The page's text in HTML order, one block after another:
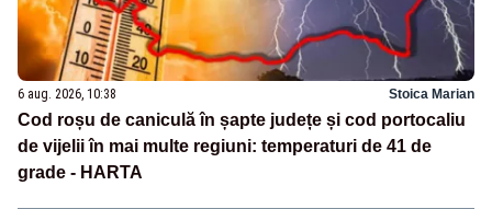
6 aug. 2026, 10:38 Stoica Marian
Cod roșu de caniculă în șapte județe și cod portocaliu
de vijelii în mai multe regiuni: temperaturi de 41 de
grade - HARTA